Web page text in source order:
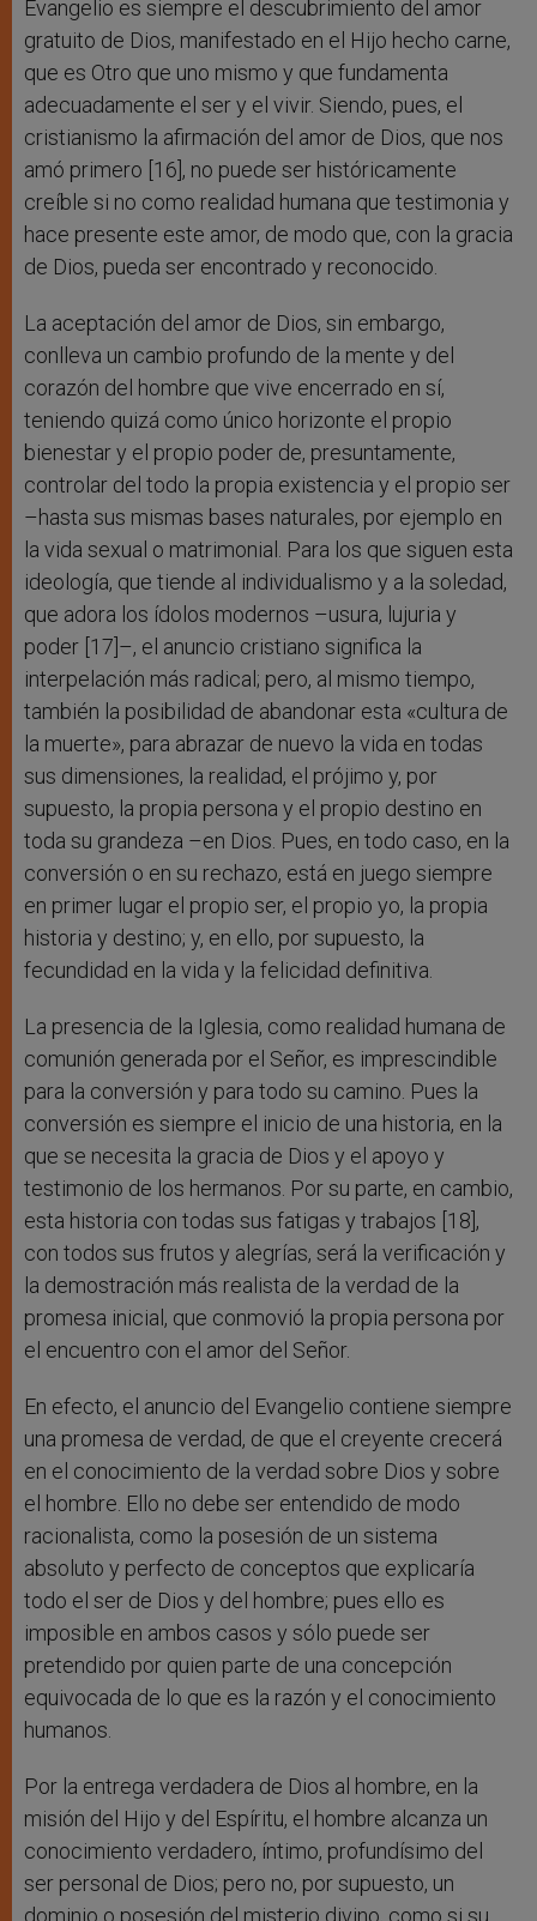
Evangelio es siempre el descubrimiento del amor
gratuito de Dios, manifestado en el Hijo hecho carne,
que es Otro que uno mismo y que fundamenta
adecuadamente el ser y el vivir. Siendo, pues, el
cristianismo la afirmación del amor de Dios, que nos
amó primero [16], no puede ser históricamente
creíble si no como realidad humana que testimonia y
hace presente este amor, de modo que, con la gracia
de Dios, pueda ser encontrado y reconocido.
La aceptación del amor de Dios, sin embargo,
conlleva un cambio profundo de la mente y del
corazón del hombre que vive encerrado en sí,
teniendo quizá como único horizonte el propio
bienestar y el propio poder de, presuntamente,
controlar del todo la propia existencia y el propio ser
–hasta sus mismas bases naturales, por ejemplo en
la vida sexual o matrimonial. Para los que siguen esta
ideología, que tiende al individualismo y a la soledad,
que adora los ídolos modernos –usura, lujuria y
poder [17]–, el anuncio cristiano significa la
interpelación más radical; pero, al mismo tiempo,
también la posibilidad de abandonar esta «cultura de
la muerte», para abrazar de nuevo la vida en todas
sus dimensiones, la realidad, el prójimo y, por
supuesto, la propia persona y el propio destino en
toda su grandeza –en Dios. Pues, en todo caso, en la
conversión o en su rechazo, está en juego siempre
en primer lugar el propio ser, el propio yo, la propia
historia y destino; y, en ello, por supuesto, la
fecundidad en la vida y la felicidad definitiva.
La presencia de la Iglesia, como realidad humana de
comunión generada por el Señor, es imprescindible
para la conversión y para todo su camino. Pues la
conversión es siempre el inicio de una historia, en la
que se necesita la gracia de Dios y el apoyo y
testimonio de los hermanos. Por su parte, en cambio,
esta historia con todas sus fatigas y trabajos [18],
con todos sus frutos y alegrías, será la verificación y
la demostración más realista de la verdad de la
promesa inicial, que conmovió la propia persona por
el encuentro con el amor del Señor.
En efecto, el anuncio del Evangelio contiene siempre
una promesa de verdad, de que el creyente crecerá
en el conocimiento de la verdad sobre Dios y sobre
el hombre. Ello no debe ser entendido de modo
racionalista, como la posesión de un sistema
absoluto y perfecto de conceptos que explicaría
todo el ser de Dios y del hombre; pues ello es
imposible en ambos casos y sólo puede ser
pretendido por quien parte de una concepción
equivocada de lo que es la razón y el conocimiento
humanos.
Por la entrega verdadera de Dios al hombre, en la
misión del Hijo y del Espíritu, el hombre alcanza un
conocimiento verdadero, íntimo, profundísimo del
ser personal de Dios; pero no, por supuesto, un
dominio o posesión del misterio divino, como si su